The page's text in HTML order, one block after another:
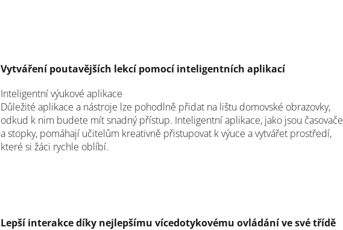
Vytváření poutavějších lekcí pomocí inteligentních aplikací
Inteligentní výukové aplikace
Důležité aplikace a nástroje lze pohodlně přidat na lištu domovské obrazovky,
odkud k nim budete mít snadný přístup. Inteligentní aplikace, jako jsou časovače
a stopky, pomáhají učitelům kreativně přistupovat k výuce a vytvářet prostředí,
které si žáci rychle oblíbí.
Lepší interakce díky nejlepšímu vícedotykovému ovládání ve své třídě